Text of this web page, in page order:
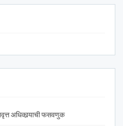
अधिकार्‍याची फसवणुक